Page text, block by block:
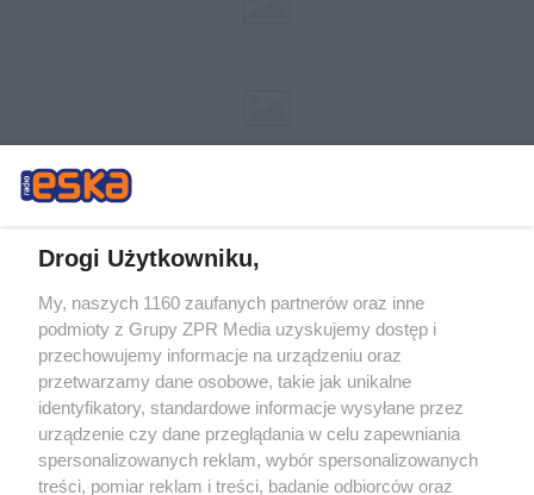
Żaden utwór zamieszczony w serwisie nie może być powielany i
rozpowszechniany lub dalej rozpowszechniany w jakikolwiek sposób (w
tym także elektroniczny lub mechaniczny) na jakimkolwiek polu
eksploatacji w jakiejkolwiek formie, włącznie z umieszczaniem w Internecie
bez pisemnej zgody właściciela praw. Jakiekolwiek użycie lub
wykorzystanie utworów w całości lub w części z naruszeniem prawa, tzn.
bez właściwej zgody, jest zabronione pod groźbą kary i może być ścigane
prawnie.
Drogi Użytkowniku,
My, naszych 1160 zaufanych partnerów oraz inne
podmioty z Grupy ZPR Media uzyskujemy dostęp i
przechowujemy informacje na urządzeniu oraz
przetwarzamy dane osobowe, takie jak unikalne
identyfikatory, standardowe informacje wysyłane przez
urządzenie czy dane przeglądania w celu zapewniania
spersonalizowanych reklam, wybór spersonalizowanych
treści, pomiar reklam i treści, badanie odbiorców oraz